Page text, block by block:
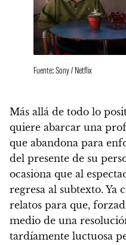
Fuente: Sony / Netflix
Más allá de todo lo
quiere abarcar una
que abandona para
del presente de su
ocasiona que al
regresa al subtexto. Ya
relatos para que,
medio de una
tardíamente luctuosa